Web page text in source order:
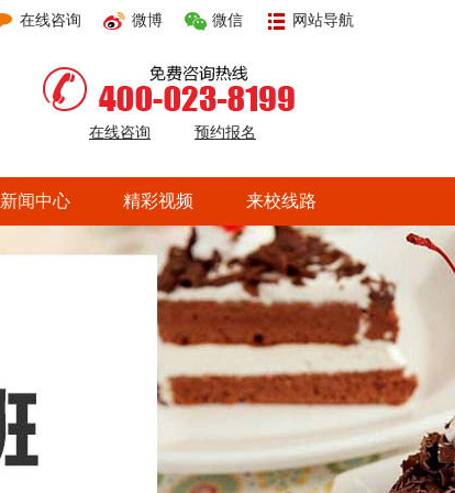
在线咨询 微博 微信 网站导航
在线咨询 预约报名
新闻中心 精彩视频 来校线路